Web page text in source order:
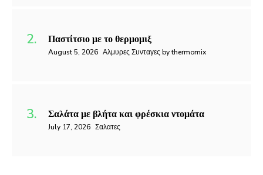
Παστίτσιο με το θερμομιξ
August 5, 2026 Αλμυρες Συνταγες by thermomix
Σαλάτα με βλήτα και φρέσκια ντομάτα
July 17, 2026 Σαλατες